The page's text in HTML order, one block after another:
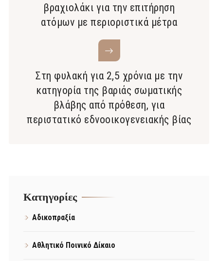
βραχιολάκι για την επιτήρηση
ατόμων με περιοριστικά μέτρα
Στη φυλακή για 2,5 χρόνια με την
κατηγορία της βαριάς σωματικής
βλάβης από πρόθεση, για
περιστατικό εδνοοικογενειακής βίας
Kατηγορίες
Αδικοπραξία
Αθλητικό Ποινικό Δίκαιο